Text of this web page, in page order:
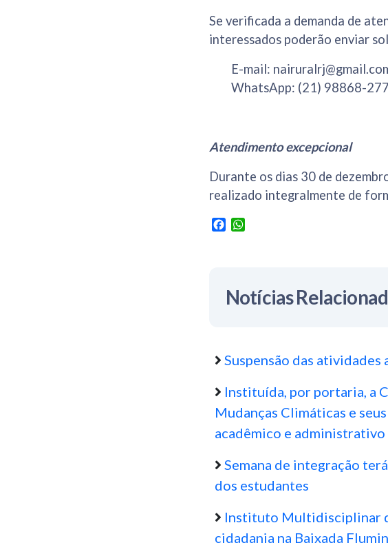
Se verificada a demanda de
interessados poderão enviar
E-mail:
WhatsApp: (21) 98868-
Atendimento excepcional
Durante os dias 30 de
realizado integralmente de
Facebook
Notícias
Suspensão das
Instituída, por portaria, a
Mudanças Climáticas e
acadêmico e administrativo
Semana de integração
dos estudantes
Instituto Multidisciplinar
cidadania na Baixada